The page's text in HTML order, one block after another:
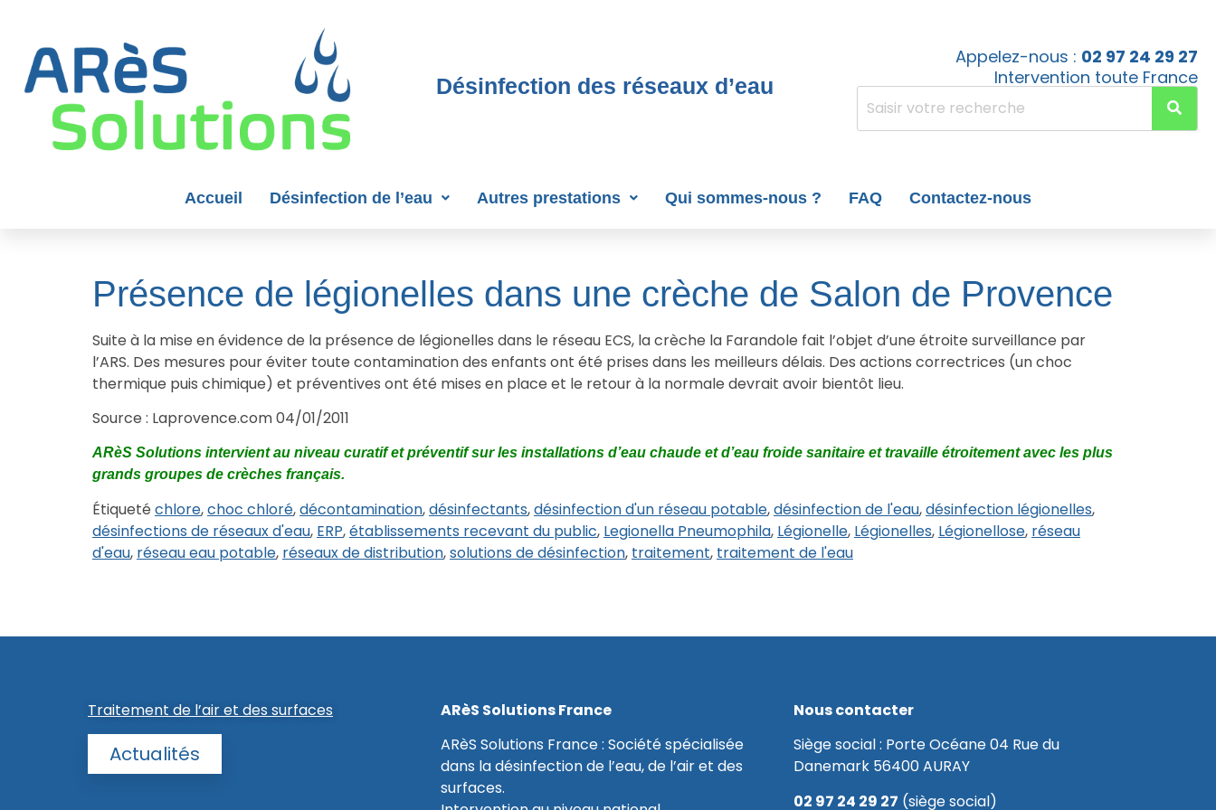
Désinfection des réseaux d’eau
Appelez-nous : 02 97 24 29 27
Intervention toute France
Accueil Désinfection de l’eau Autres prestations Qui sommes-nous ? FAQ Contactez-nous
Présence de légionelles dans une crèche de Salon de Provence
Suite à la mise en évidence de la présence de légionelles dans le réseau ECS, la crèche la Farandole fait l’objet d’une étroite surveillance par
l’ARS. Des mesures pour éviter toute contamination des enfants ont été prises dans les meilleurs délais. Des actions correctrices (un choc
thermique puis chimique) et préventives ont été mises en place et le retour à la normale devrait avoir bientôt lieu.
Source : Laprovence.com 04/01/2011
ARèS Solutions intervient au niveau curatif et préventif sur les installations d’eau chaude et d’eau froide sanitaire et travaille étroitement avec les plus
grands groupes de crèches français.
Étiqueté chlore,choc chloré,décontamination,désinfectants,désinfection d'un réseau potable,désinfection de l'eau,désinfection légionelles,
désinfections de réseaux d'eau, ERP,établissements recevant du public, Legionella Pneumophila, Légionelle, Légionelles, Légionellose, réseau
d'eau, réseau eau potable, réseaux de distribution,solutions de désinfection, traitement, traitement de l'eau
Traitement de l’air et des surfaces
Actualités
ARèS Solutions France
ARèS Solutions France : Société spécialisée
dans la désinfection de l’eau, de l’air et des
surfaces.
Nous contacter
Siège social : Porte Océane 04 Rue du
Danemark 56400 AURAY
02 97 24 29 27 (siège social)